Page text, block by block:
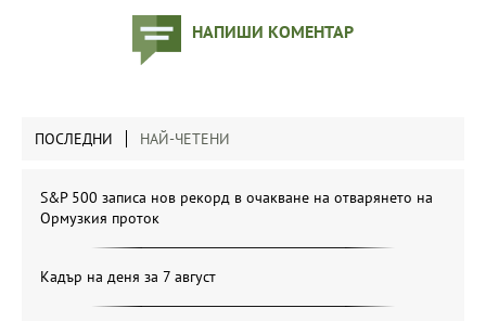
НАПИШИ КОМЕНТАР
ПОСЛЕДНИ НАЙ-ЧЕТЕНИ
S&P 500 записа нов рекорд в очакване на отварянето на
Ормузкия проток
Кадър на деня за 7 август